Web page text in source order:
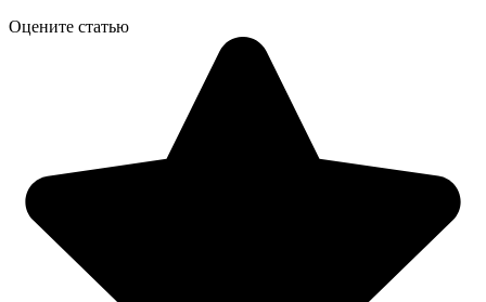
Оцените статью